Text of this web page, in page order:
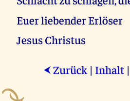
Euer liebender Erlöser
Jesus Christus
⮜ Zurück | Inhalt